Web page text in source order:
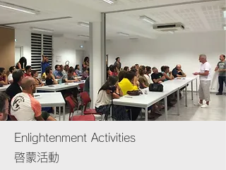
Enlightenment Activities
啓蒙活動